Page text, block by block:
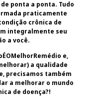
ponta a ponta. Tudo
praticamente
crônica de
integralmente seu
a você.
e,
a qualidade
precisamos também
a melhorar o mundo
de doença?!